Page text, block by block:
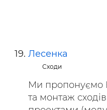
Лесенка
Сходи
Ми пропонуємо
та монтаж